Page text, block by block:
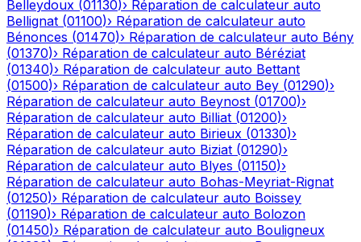
Belleydoux (01130)› Réparation de calculateur auto
Bellignat (01100)› Réparation de calculateur auto
Bénonces (01470)› Réparation de calculateur auto Bény
(01370)› Réparation de calculateur auto Béréziat
(01340)› Réparation de calculateur auto Bettant
(01500)› Réparation de calculateur auto Bey (01290)›
Réparation de calculateur auto Beynost (01700)›
Réparation de calculateur auto Billiat (01200)›
Réparation de calculateur auto Birieux (01330)›
Réparation de calculateur auto Biziat (01290)›
Réparation de calculateur auto Blyes (01150)›
Réparation de calculateur auto Bohas-Meyriat-Rignat
(01250)› Réparation de calculateur auto Boissey
(01190)› Réparation de calculateur auto Bolozon
(01450)› Réparation de calculateur auto Bouligneux